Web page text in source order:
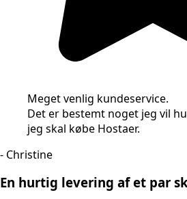
Meget venlig kundeservice.
Det er bestemt noget jeg vil
jeg skal købe Hostaer.
- Christine
En hurtig levering af et par